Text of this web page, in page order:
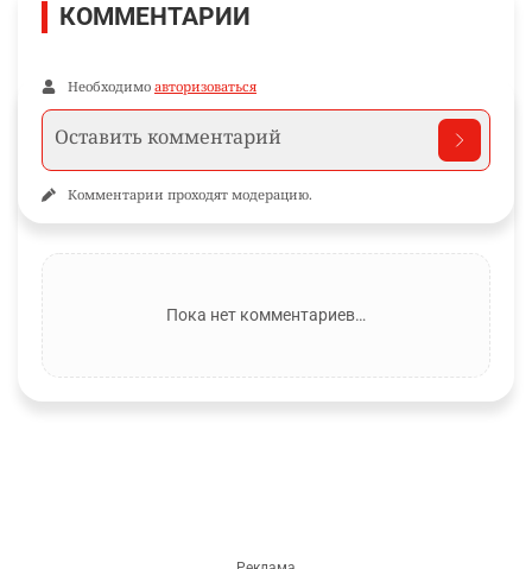
КОММЕНТАРИИ
Необходимо авторизоваться
Комментарии проходят модерацию.
Пока нет комментариев…